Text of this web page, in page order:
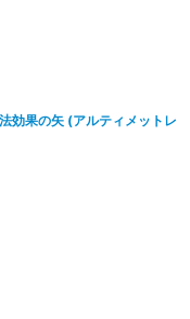
果の矢 (アルティメットレ